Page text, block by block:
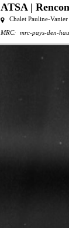
ATSA |
Chalet Pauline-Vanier
MRC: mrc-pays-den-